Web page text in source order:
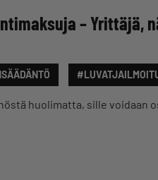
– Yrittäjä,
huolimatta, sille voidaan